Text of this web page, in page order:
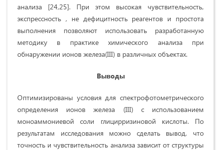
анализа [24,25]. При этом высокая чувствительность,
экспрессность , не дефицитность реагентов и простота
выполнения позволяют использовать разработанную
методику в практике химического анализа при
обнаружении ионов железа(III) в различных объектах.
Выводы
Оптимизированы условия для спектрофотометрического
определения ионов железа (III) с использованием
моноаммониевой соли глицирризиновой кислоты. По
результатам исследования можно сделать вывод, что
точность и чувствительность анализа зависит от структуры